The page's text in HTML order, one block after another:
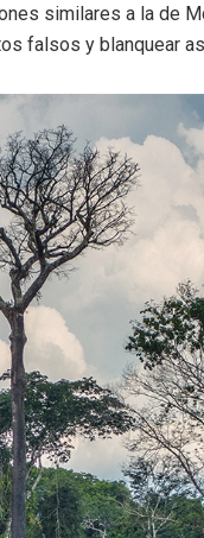
similares a la de
falsos y blanquear